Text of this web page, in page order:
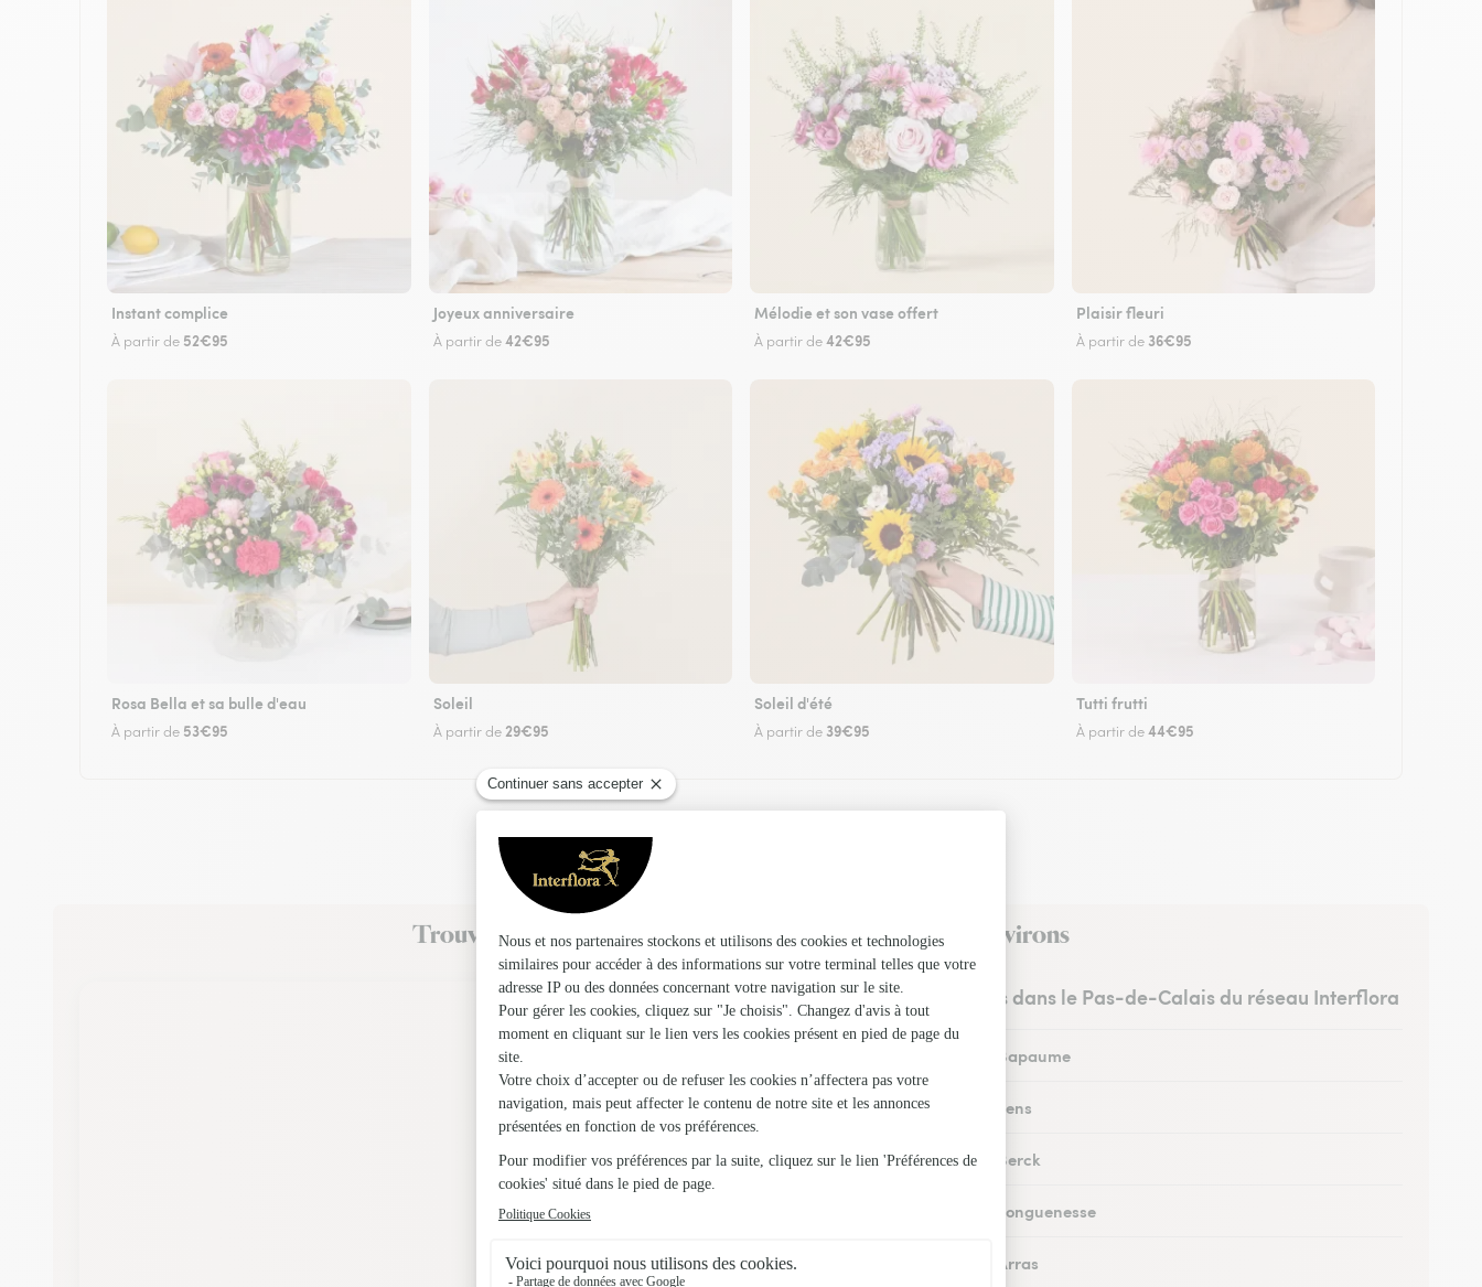
Instant complice
À partir de 52€95
Joyeux anniversaire
À partir de42€95
Mélodie et son vase offert
À partir de42€95
Plaisir fleuri
À partir de 36€95
Rosa Bella et sa bulle d'eau
À partir de 53€95
Soleil
À partir de 29€95
Soleil d'été
À partir de 39€95
Tutti frutti
À partir de44€95
Trouvez un fleuriste Interflora à Annequin et dans ses environs
Les fleuristes dans le Pas-de-Calais du réseau Interflora
Fleuristes à Bapaume
Fleuristes à Lens
Fleuristes à Berck
Fleuristes à Longuenesse
Fleuristes à Arras